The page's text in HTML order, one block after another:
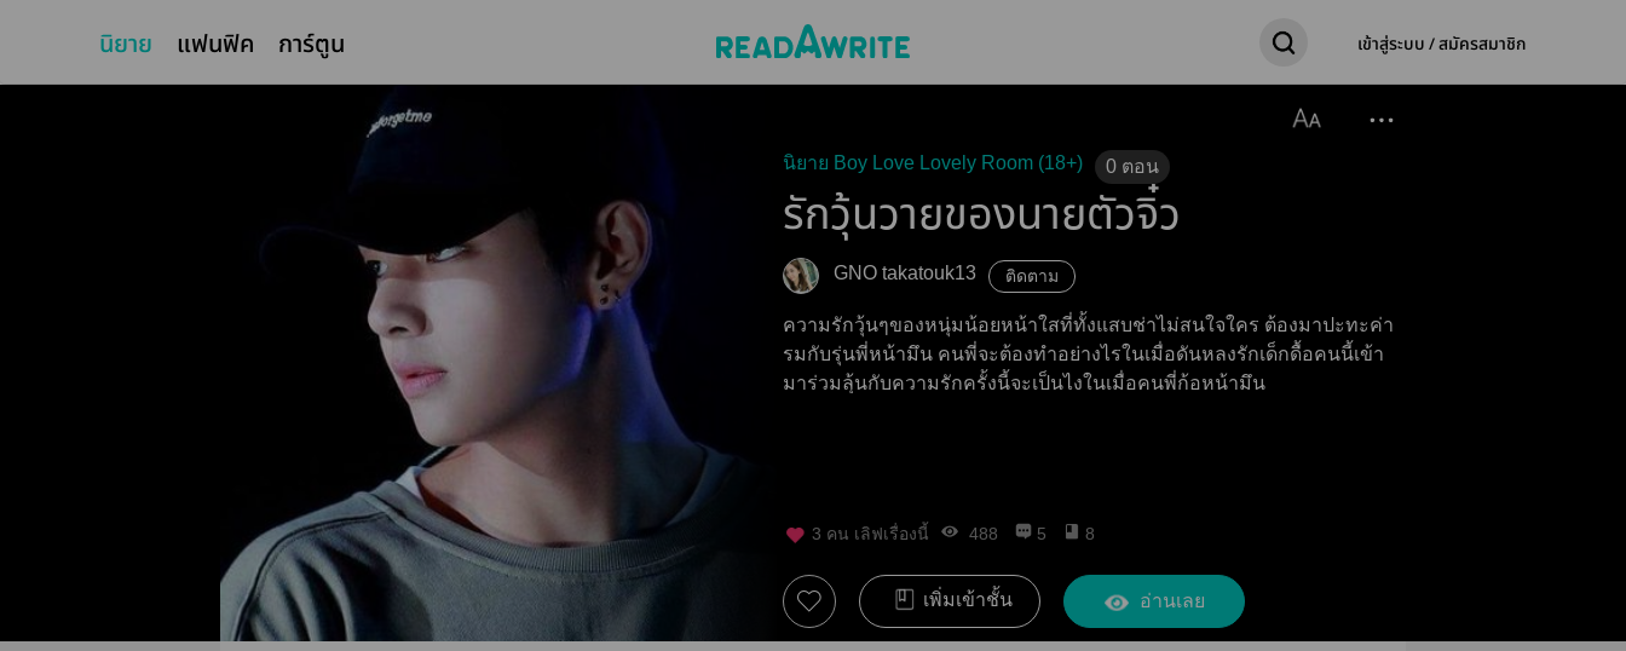
นิยาย แฟนฟิค การ์ตูน เข้าสู่ระบบ / สมัครสมาชิก
นิยาย Boy Love Lovely Room (18+) 0 ตอน
รักวุ้นวายของนายตัวจิ๋ว
GNO takatouk13 ติดตาม
ความรักวุ้นๆของหนุ่มน้อยหน้าใสที่ทั้งแสบช่าไม่สนใจใคร ต้องมาปะทะค่า
รมกับรุ่นพี่หน้ามึน คนพี่จะต้องทำอย่างไรในเมื่อดันหลงรักเด็กดื้อคนนี้เข้า
มาร่วมลุ้นกับความรักครั้งนี้จะเป็นไงในเมื่อคนพี่ก้อหน้ามึน
3 คน เลิฟเรื่องนี้ 488 5 8
เพิ่มเข้าชั้น อ่านเลย